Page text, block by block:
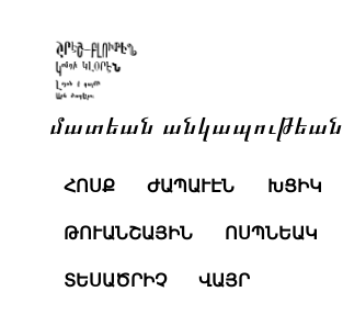
մատեան անկապութեան
ՀՈՍՔ ԺԱՊԱՒԷՆ ԽՑԻԿ
ԹՈՒԱՆՇԱՅԻՆ ՈՍՊՆԵԱԿ
ՏԵՍԱԾՐԻՉ ՎԱՅՐ